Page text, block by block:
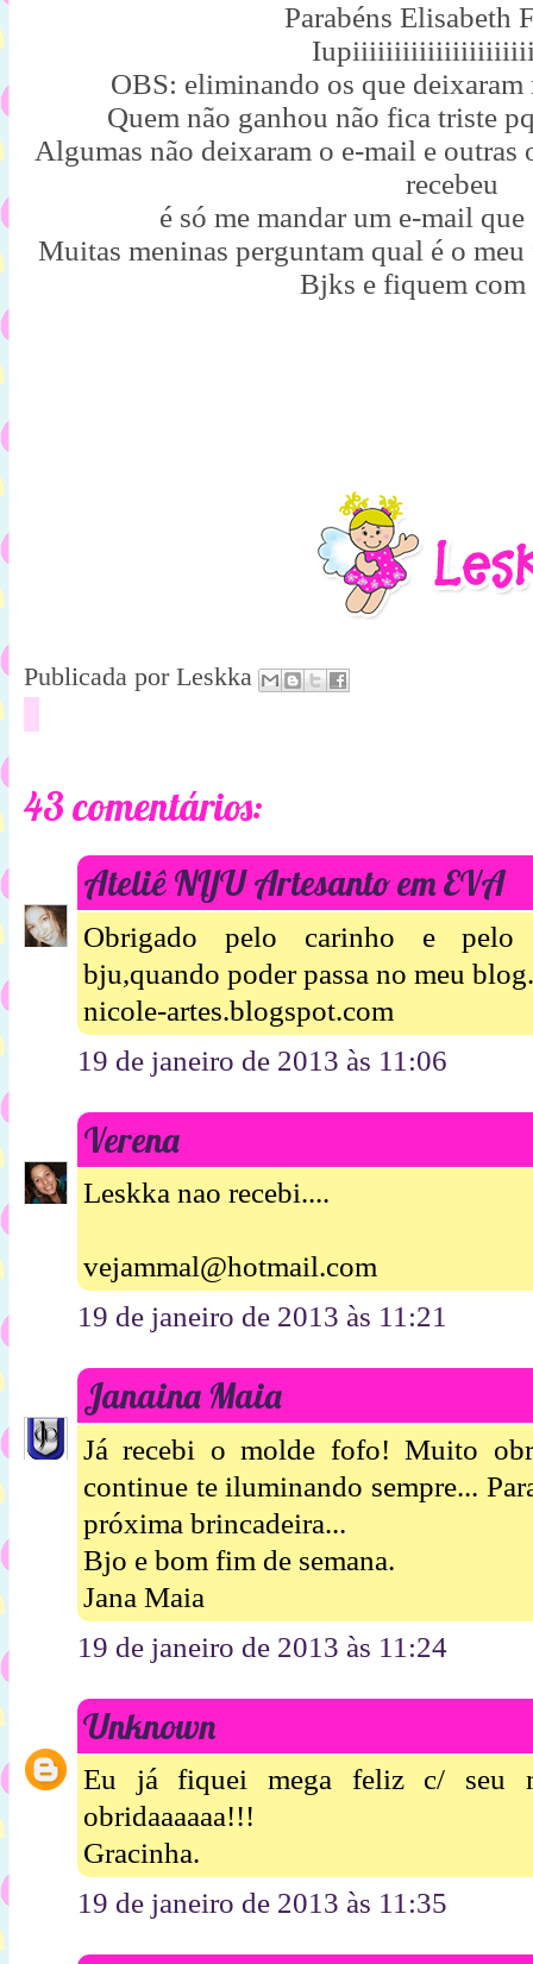
Parabéns Elisabeth
OBS: eliminando os que deixaram
Quem não ganhou não fica triste
Algumas não deixaram o e-mail e outras
recebeu
é só me mandar um e-mail
Muitas meninas perguntam qual é o meu
Bjks e fiquem com
Publicada por Leskka
43 comentários:
Ateliê NIJU Artesanto em EVA
Obrigado pelo carinho e pelo
bju,quando poder passa no meu blog.
nicole-artes.blogspot.com
19 de janeiro de 2013 às 11:06
Verena
Leskka nao recebi....
vejammal@hotmail.com
19 de janeiro de 2013 às 11:21
Janaina Maia
Já recebi o molde fofo! Muito
continue te iluminando sempre...
próxima brincadeira...
Bjo e bom fim de semana.
Jana Maia
19 de janeiro de 2013 às 11:24
Unknown
Eu já fiquei mega feliz c/ seu
obridaaaaaa!!!
Gracinha.
19 de janeiro de 2013 às 11:35